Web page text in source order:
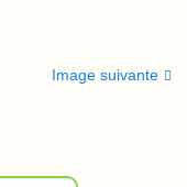
Image suivante